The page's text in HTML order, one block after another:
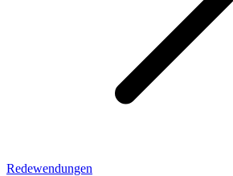
Redewendungen